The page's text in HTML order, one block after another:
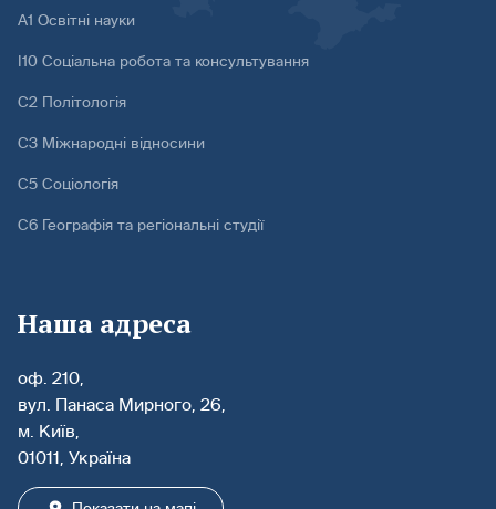
А1 Освітні науки
І10 Соціальна робота та консультування
С2 Політологія
С3 Міжнародні відносини
С5 Соціологія
С6 Географія та регіональні студії
Наша адреса
оф. 210,
вул. Панаса Мирного, 26,
м. Київ,
01011, Україна